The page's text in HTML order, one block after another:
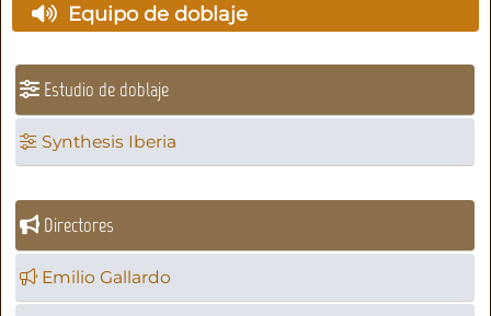
Equipo de doblaje
Estudio de doblaje
Synthesis Iberia
Directores
Emilio Gallardo